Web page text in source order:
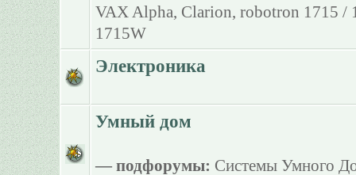
VAX Alpha, Clarion, robotron 1715 /
1715W
Электроника
Умный дом
— подфорумы: Системы Умного